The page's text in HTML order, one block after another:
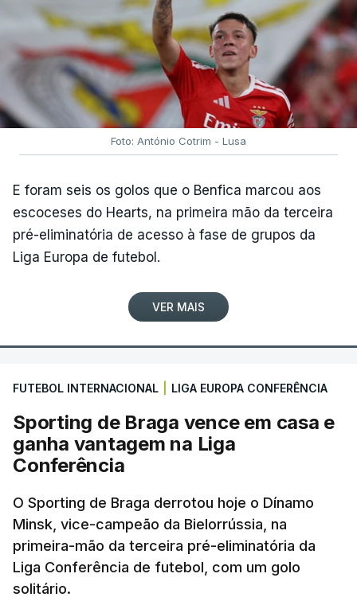
Foto: António Cotrim - Lusa
E foram seis os golos que o Benfica marcou aos
escoceses do Hearts, na primeira mão da terceira
pré-eliminatória de acesso à fase de grupos da
Liga Europa de futebol.
VER MAIS
FUTEBOL INTERNACIONAL LIGA EUROPA CONFERÊNCIA
Sporting de Braga vence em casa e
ganha vantagem na Liga
Conferência
O Sporting de Braga derrotou hoje o Dínamo
Minsk, vice-campeão da Bielorrússia, na
primeira-mão da terceira pré-eliminatória da
Liga Conferência de futebol, com um golo
solitário.